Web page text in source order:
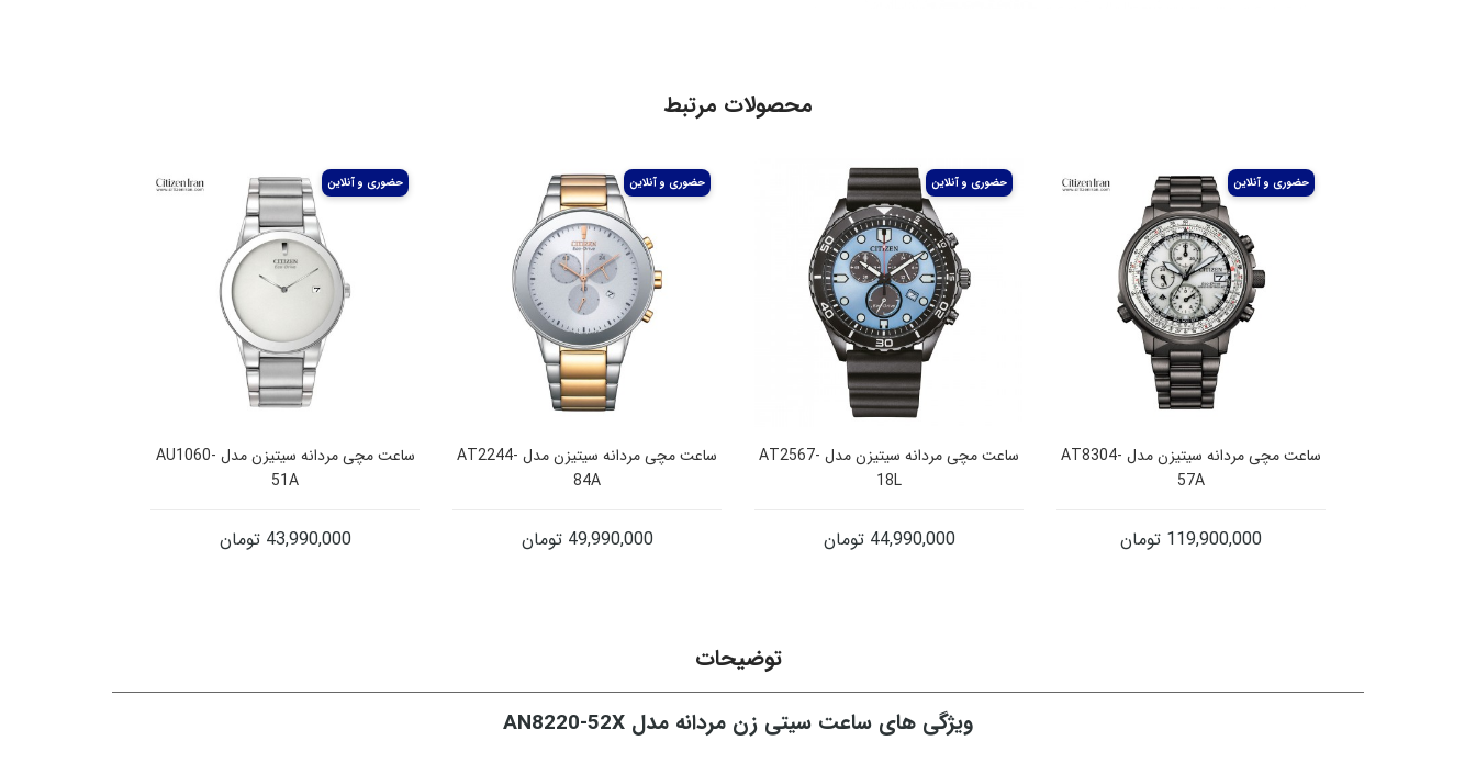
محصولات مرتبط
ساعت مچی مردانه سیتیزن مدل AT8304-
57A
119,900,000 تومان
ساعت مچی مردانه سیتیزن مدل AT2567-
18L
44,990,000 تومان
ساعت مچی مردانه سیتیزن مدل AT2244-
84A
49,990,000 تومان
ساعت مچی مردانه سیتیزن مدل AU1060-
51A
43,990,000 تومان
توضیحات
ویژگی های ساعت سیتی زن مردانه مدل AN8220-52X